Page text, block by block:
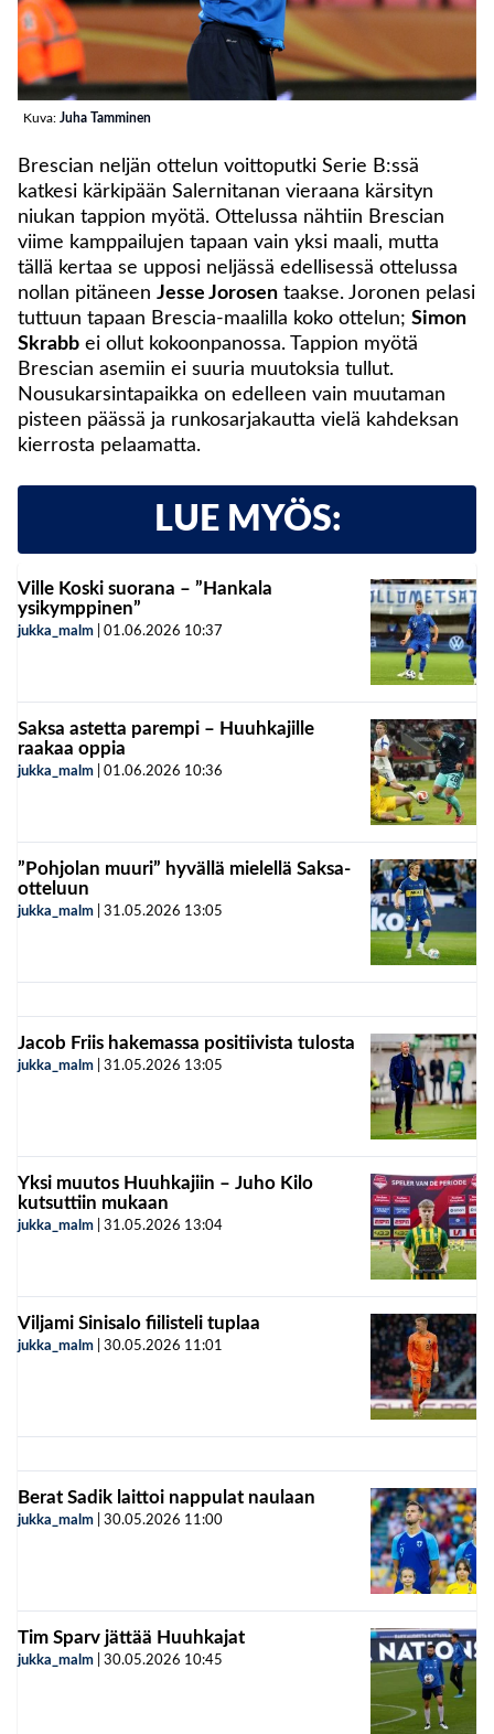
Kuva: Juha Tamminen
Brescian neljän ottelun voittoputki Serie B:ssä
katkesi kärkipään Salernitanan vieraana kärsityn
niukan tappion myötä. Ottelussa nähtiin Brescian
viime kamppailujen tapaan vain yksi maali, mutta
tällä kertaa se upposi neljässä edellisessä ottelussa
nollan pitäneen Jesse Jorosen taakse. Joronen pelasi
tuttuun tapaan Brescia-maalilla koko ottelun; Simon
Skrabb ei ollut kokoonpanossa. Tappion myötä
Brescian asemiin ei suuria muutoksia tullut.
Nousukarsintapaikka on edelleen vain muutaman
pisteen päässä ja runkosarjakautta vielä kahdeksan
kierrosta pelaamatta.
LUE MYÖS:
Ville Koski suorana – ”Hankala
ysikymppinen”
jukka_malm 01.06.2026 10:37
Saksa astetta parempi – Huuhkajille
raakaa oppia
jukka_malm 01.06.2026 10:36
”Pohjolan muuri” hyvällä mielellä Saksa-
otteluun
jukka_malm 31.05.2026 13:05
Jacob Friis hakemassa positiivista tulosta
jukka_malm 31.05.2026 13:05
Yksi muutos Huuhkajiin – Juho Kilo
kutsuttiin mukaan
jukka_malm 31.05.2026 13:04
Viljami Sinisalo fiilisteli tuplaa
jukka_malm 30.05.2026 11:01
Berat Sadik laittoi nappulat naulaan
jukka_malm 30.05.2026 11:00
Tim Sparv jättää Huuhkajat
jukka_malm 30.05.2026 10:45